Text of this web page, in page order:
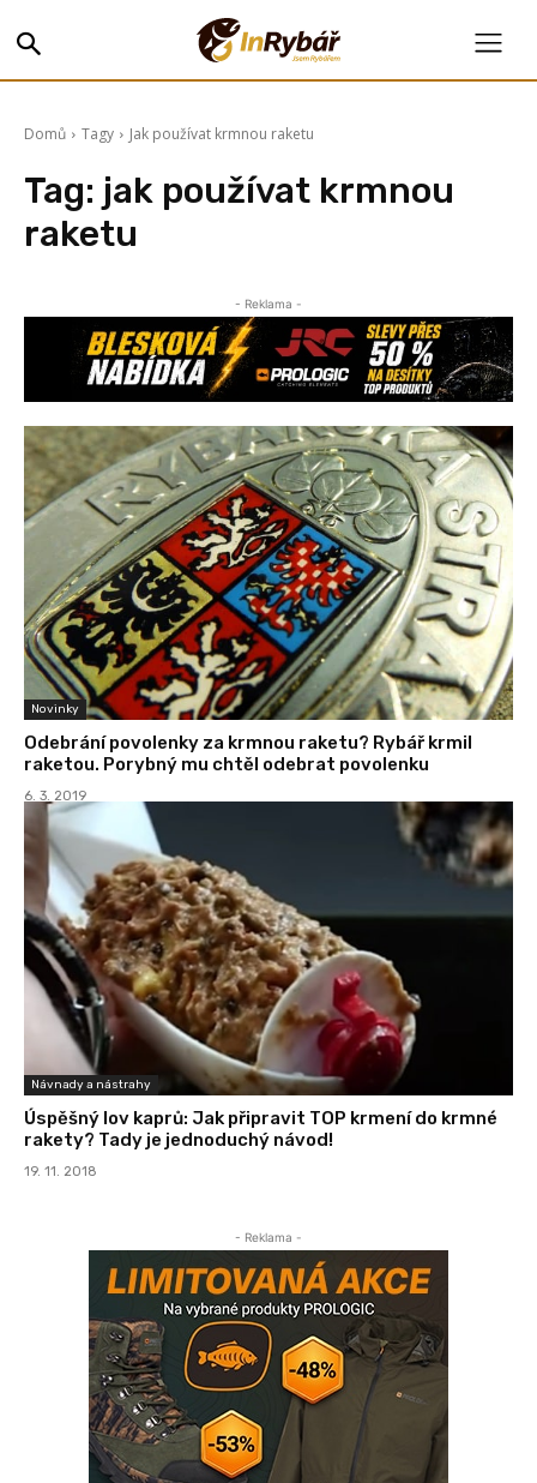
Domů Tagy Jak používat krmnou raketu
Tag: jak používat krmnou
raketu
- Reklama -
Novinky
Odebrání povolenky za krmnou raketu? Rybář krmil
raketou. Porybný mu chtěl odebrat povolenku
6. 3. 2019
Návnady a nástrahy
Úspěšný lov kaprů: Jak připravit TOP krmení do krmné
rakety? Tady je jednoduchý návod!
19. 11. 2018
- Reklama -